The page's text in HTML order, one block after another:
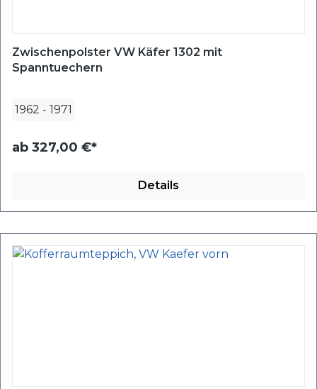
Zwischenpolster VW Käfer 1302 mit
Spanntuechern
1962 - 1971
ab 327,00 €*
Details